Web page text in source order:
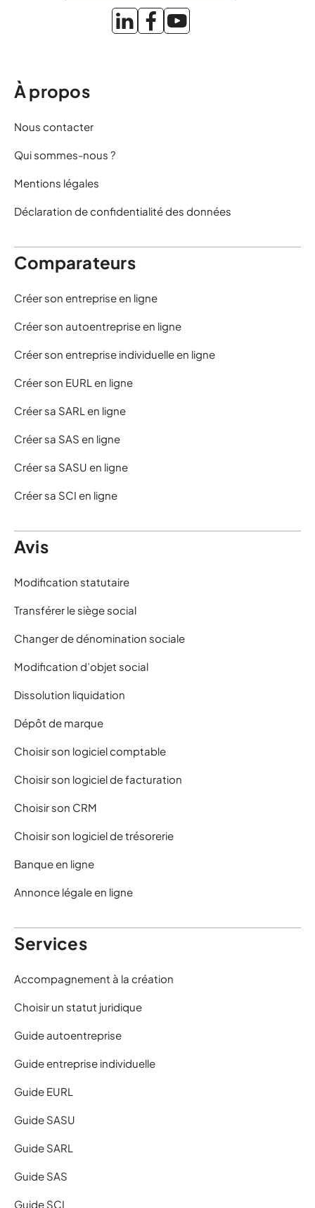
À propos
Nous contacter
Qui sommes-nous ?
Mentions légales
Déclaration de confidentialité des données
Comparateurs
Créer son entreprise en ligne
Créer son autoentreprise en ligne
Créer son entreprise individuelle en ligne
Créer son EURL en ligne
Créer sa SARL en ligne
Créer sa SAS en ligne
Créer sa SASU en ligne
Créer sa SCI en ligne
Avis
Modification statutaire
Transférer le siège social
Changer de dénomination sociale
Modification d’objet social
Dissolution liquidation
Dépôt de marque
Choisir son logiciel comptable
Choisir son logiciel de facturation
Choisir son CRM
Choisir son logiciel de trésorerie
Banque en ligne
Annonce légale en ligne
Services
Accompagnement à la création
Choisir un statut juridique
Guide autoentreprise
Guide entreprise individuelle
Guide EURL
Guide SASU
Guide SARL
Guide SAS
Guide SCI